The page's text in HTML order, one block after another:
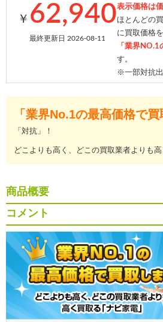
￥ 62,940
最終更新日 2026-08-11
表示価格は
ほとんどの
に買取価格
「業界NO.1
す。
※一部対抗出
「業界No.1の最高価格で買
「対抗」！
どこよりも高く、どこの買取業者よりも高
商品概要
コメント